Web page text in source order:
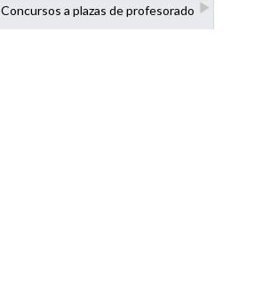
Concursos a plazas de profesorado